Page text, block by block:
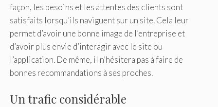
façon, les besoins et les attentes des clients sont
satisfaits lorsqu’ils naviguent sur un site. Cela leur
permet d’avoir une bonne image de l’entreprise et
d’avoir plus envie d’interagir avec le site ou
l’application. De même, il n’hésitera pas à faire de
bonnes recommandations à ses proches.
Un trafic considérable